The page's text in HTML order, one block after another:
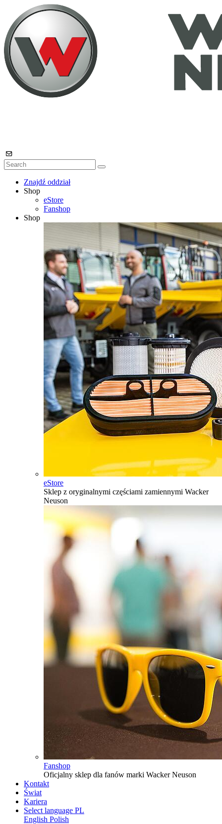
Znajdź oddział
Shop
eStore
Fanshop
Shop
eStore
Sklep z oryginalnymi częściami zamiennymi Wacker
Neuson
Fanshop
Oficjalny sklep dla fanów marki Wacker Neuson
Kontakt
Świat
Kariera
Select language PL
English Polish